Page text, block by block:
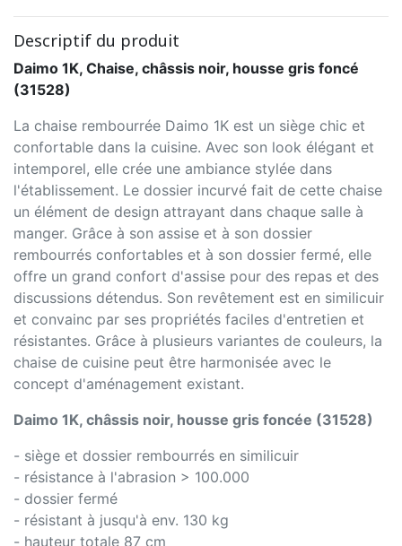
Descriptif du produit
Daimo 1K, Chaise, châssis noir, housse gris foncé
(31528)
La chaise rembourrée Daimo 1K est un siège chic et
confortable dans la cuisine. Avec son look élégant et
intemporel, elle crée une ambiance stylée dans
l'établissement. Le dossier incurvé fait de cette chaise
un élément de design attrayant dans chaque salle à
manger. Grâce à son assise et à son dossier
rembourrés confortables et à son dossier fermé, elle
offre un grand confort d'assise pour des repas et des
discussions détendus. Son revêtement est en similicuir
et convainc par ses propriétés faciles d'entretien et
résistantes. Grâce à plusieurs variantes de couleurs, la
chaise de cuisine peut être harmonisée avec le
concept d'aménagement existant.
Daimo 1K, châssis noir, housse gris foncée (31528)
- siège et dossier rembourrés en similicuir
- résistance à l'abrasion > 100.000
- dossier fermé
- résistant à jusqu'à env. 130 kg
- hauteur totale 87 cm